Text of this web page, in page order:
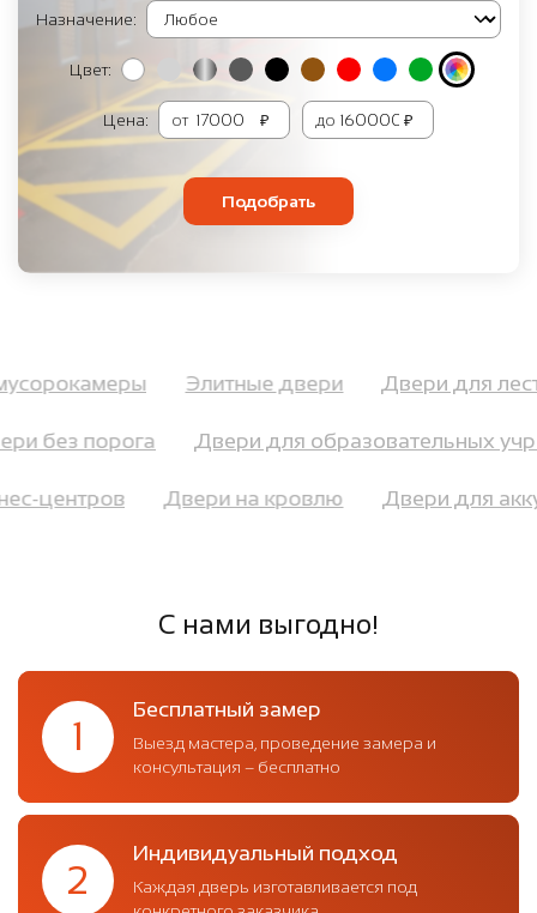
Назначение:
Цвет:
Цена: от ₽ до ₽
Подобрать
Элитные двери Двери для
без порога Двери для образовательных
центров Двери на кровлю Двери для
С нами выгодно!
1
Бесплатный замер
Выезд мастера, проведение замера и
консультация – бесплатно
2
Индивидуальный подход
Каждая дверь изготавливается под